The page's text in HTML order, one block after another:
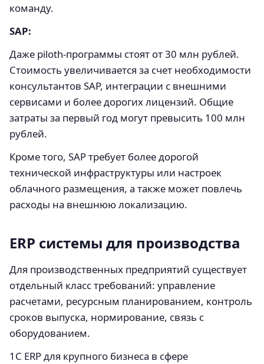
команду.
SAP:
Даже piloth-программы стоят от 30 млн рублей.
Стоимость увеличивается за счет необходимости
консультантов SAP, интеграции с внешними
сервисами и более дорогих лицензий. Общие
затраты за первый год могут превысить 100 млн
рублей.
Кроме того, SAP требует более дорогой
технической инфраструктуры или настроек
облачного размещения, а также может повлечь
расходы на внешнюю локализацию.
ERP системы для производства
Для производственных предприятий существует
отдельный класс требований: управление
расчетами, ресурсным планированием, контроль
сроков выпуска, нормирование, связь с
оборудованием.
1С ERP для крупного бизнеса в сфере